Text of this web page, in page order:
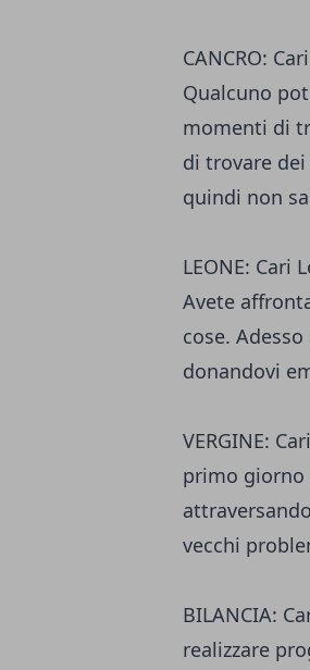
CANCRO:
Qualcuno
momenti di
di trovare
quindi non
LEONE:
Avete
cose.
donandovi
VERGINE:
primo giorno
vecchi
BILANCIA:
realizzare